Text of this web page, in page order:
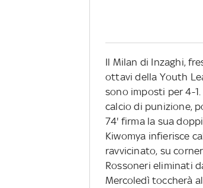
Il Milan di Inzaghi,
ottavi della Youth
sono imposti per 4-
calcio di punizione,
74' firma la sua
Kiwomya infierisce
ravvicinato, su
Rossoneri eliminati
Mercoledì toccherà